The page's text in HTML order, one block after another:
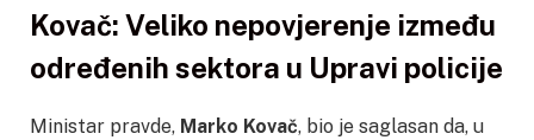
Kovač: Veliko nepovjerenje između
određenih sektora u Upravi policije
Ministar pravde, Marko Kovač, bio je saglasan da, u